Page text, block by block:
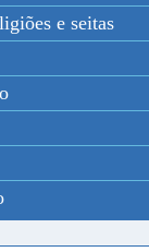
e seitas